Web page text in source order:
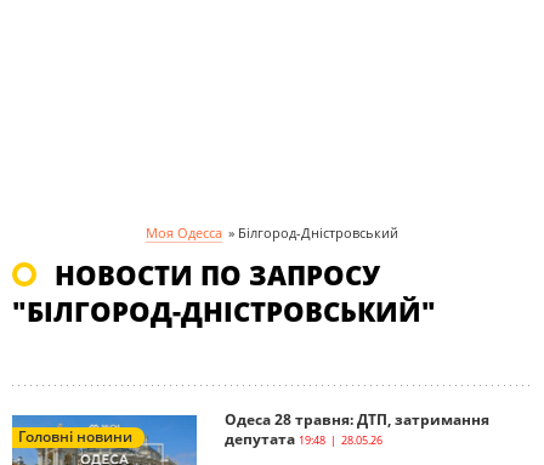
Моя Одесса » Білгород-Дністровський
НОВОСТИ ПО ЗАПРОСУ
"БІЛГОРОД-ДНІСТРОВСЬКИЙ"
Головні новини
Одеса 28 травня: ДТП, затримання
депутата 19:48 | 28.05.26